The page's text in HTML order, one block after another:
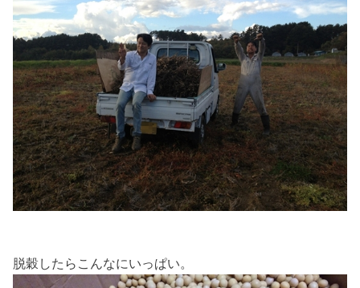
脱穀したらこんなにいっぱい。